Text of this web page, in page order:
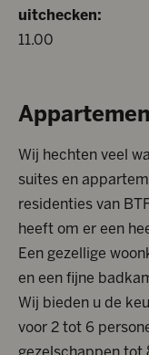
uitchecken:
11.00
Wij hechten veel
suites en
residenties van
heeft om er een
Een gezellige
en een fijne
Wij bieden u de
voor 2 tot 6